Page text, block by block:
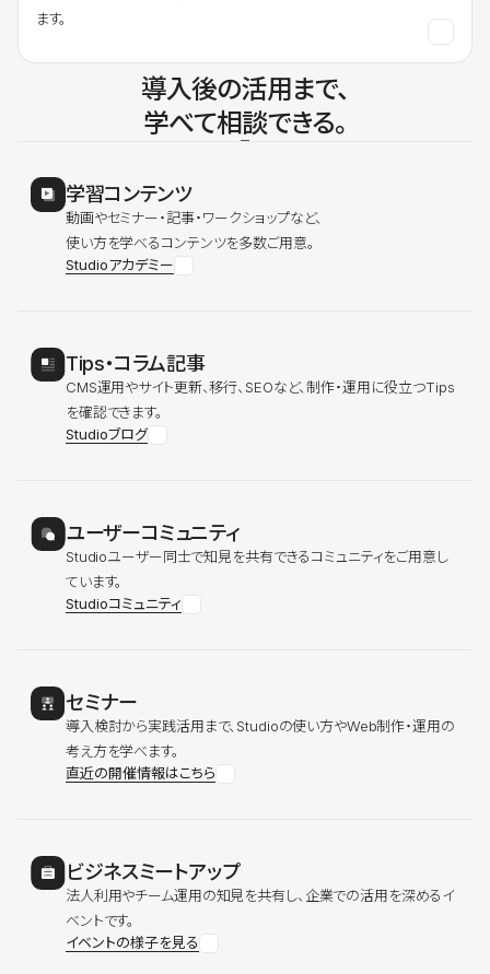
ます。
導入後の活用まで、
学べて相談できる。
学習コンテンツ
動画やセミナー・記事・ワークショップなど、
使い方を学べるコンテンツを多数ご用意。
Studioアカデミー
Tips・コラム記事
CMS運用やサイト更新、移行、SEOなど、制作・運用に役立つTips
を確認できます。
Studioブログ
ユーザーコミュニティ
Studioユーザー同士で知見を共有できるコミュニティをご用意し
ています。
Studioコミュニティ
セミナー
導入検討から実践活用まで、Studioの使い方やWeb制作・運用の
考え方を学べます。
直近の開催情報はこちら
ビジネスミートアップ
法人利用やチーム運用の知見を共有し、企業での活用を深めるイ
ベントです。
イベントの様子を見る